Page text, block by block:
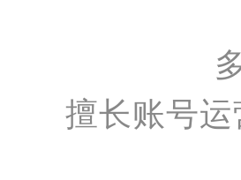
擅长账号